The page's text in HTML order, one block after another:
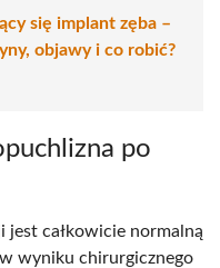
się implant zęba –
objawy i co robić?
po
jest całkowicie normalną
wyniku chirurgicznego